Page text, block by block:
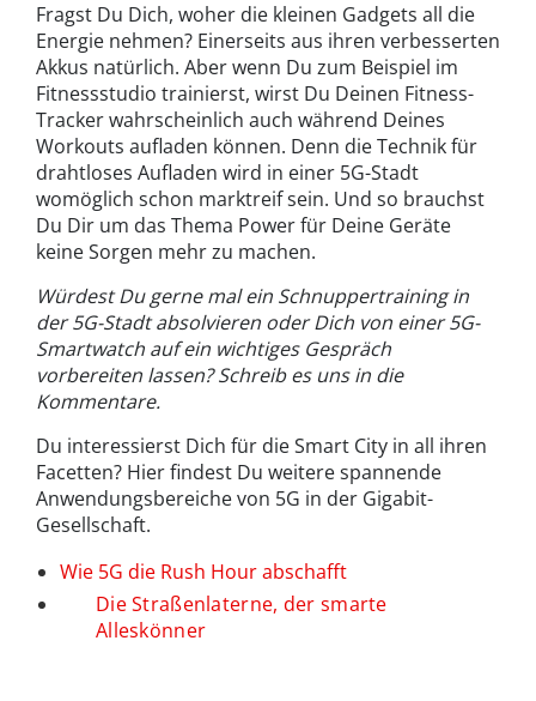
Fragst Du Dich, woher die kleinen Gadgets all die
Energie nehmen? Einerseits aus ihren verbesserten
Akkus natürlich. Aber wenn Du zum Beispiel im
Fitnessstudio trainierst, wirst Du Deinen Fitness-
Tracker wahrscheinlich auch während Deines
Workouts aufladen können. Denn die Technik für
drahtloses Aufladen wird in einer 5G-Stadt
womöglich schon marktreif sein. Und so brauchst
Du Dir um das Thema Power für Deine Geräte
keine Sorgen mehr zu machen.
Würdest Du gerne mal ein Schnuppertraining in
der 5G-Stadt absolvieren oder Dich von einer 5G-
Smartwatch auf ein wichtiges Gespräch
vorbereiten lassen? Schreib es uns in die
Kommentare.
Du interessierst Dich für die Smart City in all ihren
Facetten? Hier findest Du weitere spannende
Anwendungsbereiche von 5G in der Gigabit-
Gesellschaft.
Wie 5G die Rush Hour abschafft
Die Straßenlaterne, der smarte
Alleskönner